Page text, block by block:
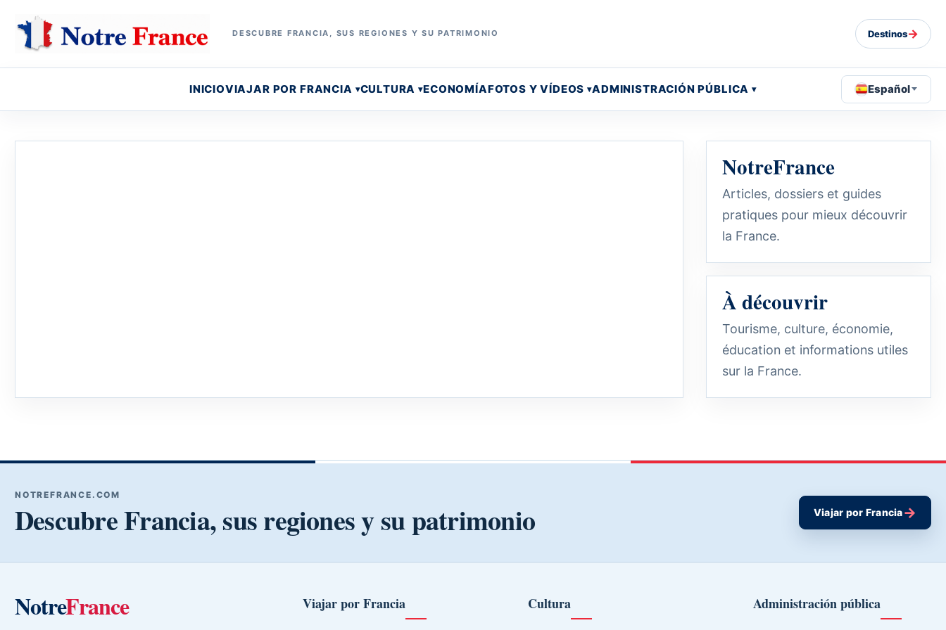
DESCUBRE FRANCIA, SUS REGIONES Y SU PATRIMONIO Destinos→
INICIOVIAJAR POR FRANCIA CULTURA ECONOMÍAFOTOS Y VÍDEOS ADMINISTRACIÓN PÚBLICA Español
NotreFrance
Articles, dossiers et guides
pratiques pour mieux découvrir
la France.
À découvrir
Tourisme, culture, économie,
éducation et informations utiles
sur la France.
NOTREFRANCE.COM
Descubre Francia, sus regiones y su patrimonio Viajar por Francia→
NotreFrance Viajar por Francia Cultura Administración pública